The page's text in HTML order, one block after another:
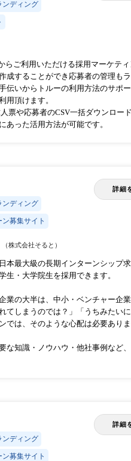
ンディング
らご利用いただける採用マーケティ
成することができ応募者の管理も
伝いからトルーの利用方法のサポ
用頂けます。
票や応募者のCSV一括ダウンロー
あった活用方法が可能です。
ンディング
募集サイト
詳細
（株式会社そると）
本最大級の長期インターンシップ求
生・大学院生を採用できます。
業の大半は、中小・ベンチャー企業
てしまうのでは？」「うちみたい
では、そのような心配は必要ありま
な知識・ノウハウ・他社事例など
ンディング
募集サイト
詳細